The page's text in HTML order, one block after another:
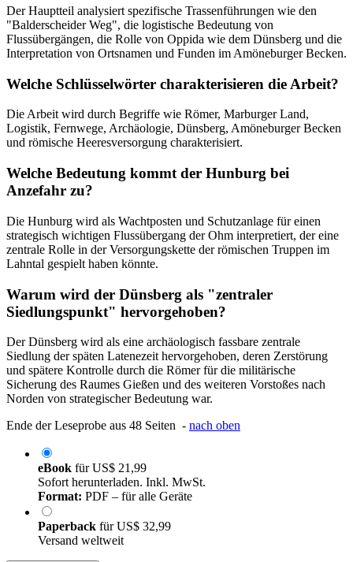
Der Hauptteil analysiert spezifische Trassenführungen wie den
"Balderscheider Weg", die logistische Bedeutung von
Flussübergängen, die Rolle von Oppida wie dem Dünsberg und die
Interpretation von Ortsnamen und Funden im Amöneburger Becken.
Welche Schlüsselwörter charakterisieren die Arbeit?
Die Arbeit wird durch Begriffe wie Römer, Marburger Land,
Logistik, Fernwege, Archäologie, Dünsberg, Amöneburger Becken
und römische Heeresversorgung charakterisiert.
Welche Bedeutung kommt der Hunburg bei
Anzefahr zu?
Die Hunburg wird als Wachtposten und Schutzanlage für einen
strategisch wichtigen Flussübergang der Ohm interpretiert, der eine
zentrale Rolle in der Versorgungskette der römischen Truppen im
Lahntal gespielt haben könnte.
Warum wird der Dünsberg als "zentraler
Siedlungspunkt" hervorgehoben?
Der Dünsberg wird als eine archäologisch fassbare zentrale
Siedlung der späten Latenezeit hervorgehoben, deren Zerstörung
und spätere Kontrolle durch die Römer für die militärische
Sicherung des Raumes Gießen und des weiteren Vorstoßes nach
Norden von strategischer Bedeutung war.
Ende der Leseprobe aus 48 Seiten - nach oben
eBook fürUS$ 21,99
Sofort herunterladen. Inkl. MwSt.
Format: PDF – für alle Geräte
Paperback fürUS$ 32,99
Versand weltweit